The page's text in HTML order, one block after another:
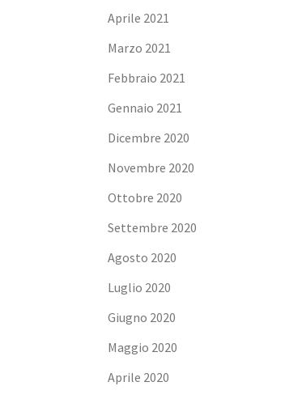
Aprile 2021
Marzo 2021
Febbraio 2021
Gennaio 2021
Dicembre 2020
Novembre 2020
Ottobre 2020
Settembre 2020
Agosto 2020
Luglio 2020
Giugno 2020
Maggio 2020
Aprile 2020